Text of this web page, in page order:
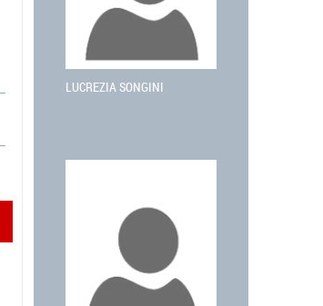
LUCREZIA SONGINI